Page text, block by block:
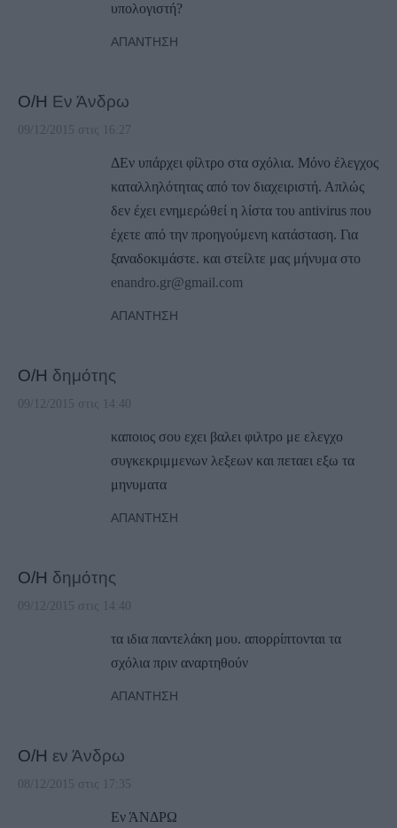
υπολογιστή?
ΑΠΆΝΤΗΣΗ
Ο/Η Εν Άνδρω
09/12/2015 στις 16:27
ΔΕν υπάρχει φίλτρο στα σχόλια. Μόνο έλεγχος
καταλληλότητας από τον διαχειριστή. Απλώς
δεν έχει ενημερώθεί η λίστα του antivirus που
έχετε από την προηγούμενη κατάσταση. Για
ξαναδοκιμάστε. και στείλτε μας μήνυμα στο
enandro.gr@gmail.com
ΑΠΆΝΤΗΣΗ
Ο/Η δημότης
09/12/2015 στις 14:40
καποιος σου εχει βαλει φιλτρο με ελεγχο
συγκεκριμμενων λεξεων και πεταει εξω τα
μηνυματα
ΑΠΆΝΤΗΣΗ
Ο/Η δημότης
09/12/2015 στις 14:40
τα ιδια παντελάκη μου. απορρίπτονται τα
σχόλια πριν αναρτηθούν
ΑΠΆΝΤΗΣΗ
Ο/Η εν Άνδρω
08/12/2015 στις 17:35
Εν ΆΝΔΡΩ